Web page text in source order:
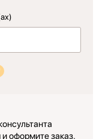
оформите заказ.